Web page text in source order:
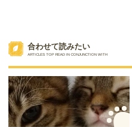
合わせて読みたい
ARTICLES TOP READ IN CONJUNCTION WITH